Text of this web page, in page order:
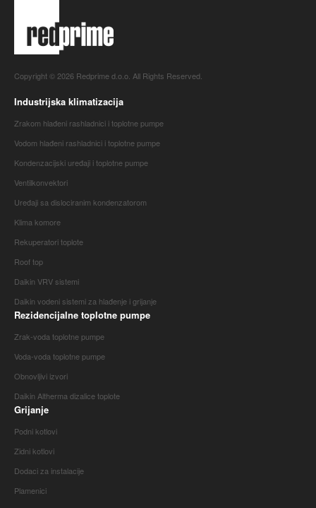
Copyright © 2026 Redprime d.o.o. All Rights Reserved.
Industrijska klimatizacija
Zrakom hlađeni rashladnici i toplotne pumpe
Vodom hlađeni rashladnici i toplotne pumpe
Kondenzacijski uređaji i toplotne pumpe
Ventilkonvektori
Uređaji sa dislociranim kondenzatorom
Klima komore
Rekuperatori toplote
Roof top
Daikin VRV sistemi
Daikin vodeni sistemi za hlađenje i grijanje
Rezidencijalne toplotne pumpe
Zrak-voda toplotne pumpe
Voda-voda toplotne pumpe
Obnovljivi izvori
Daikin Altherma dizalice toplote
Grijanje
Podni kotlovi
Zidni kotlovi
Dodaci za instalacije
Plamenici